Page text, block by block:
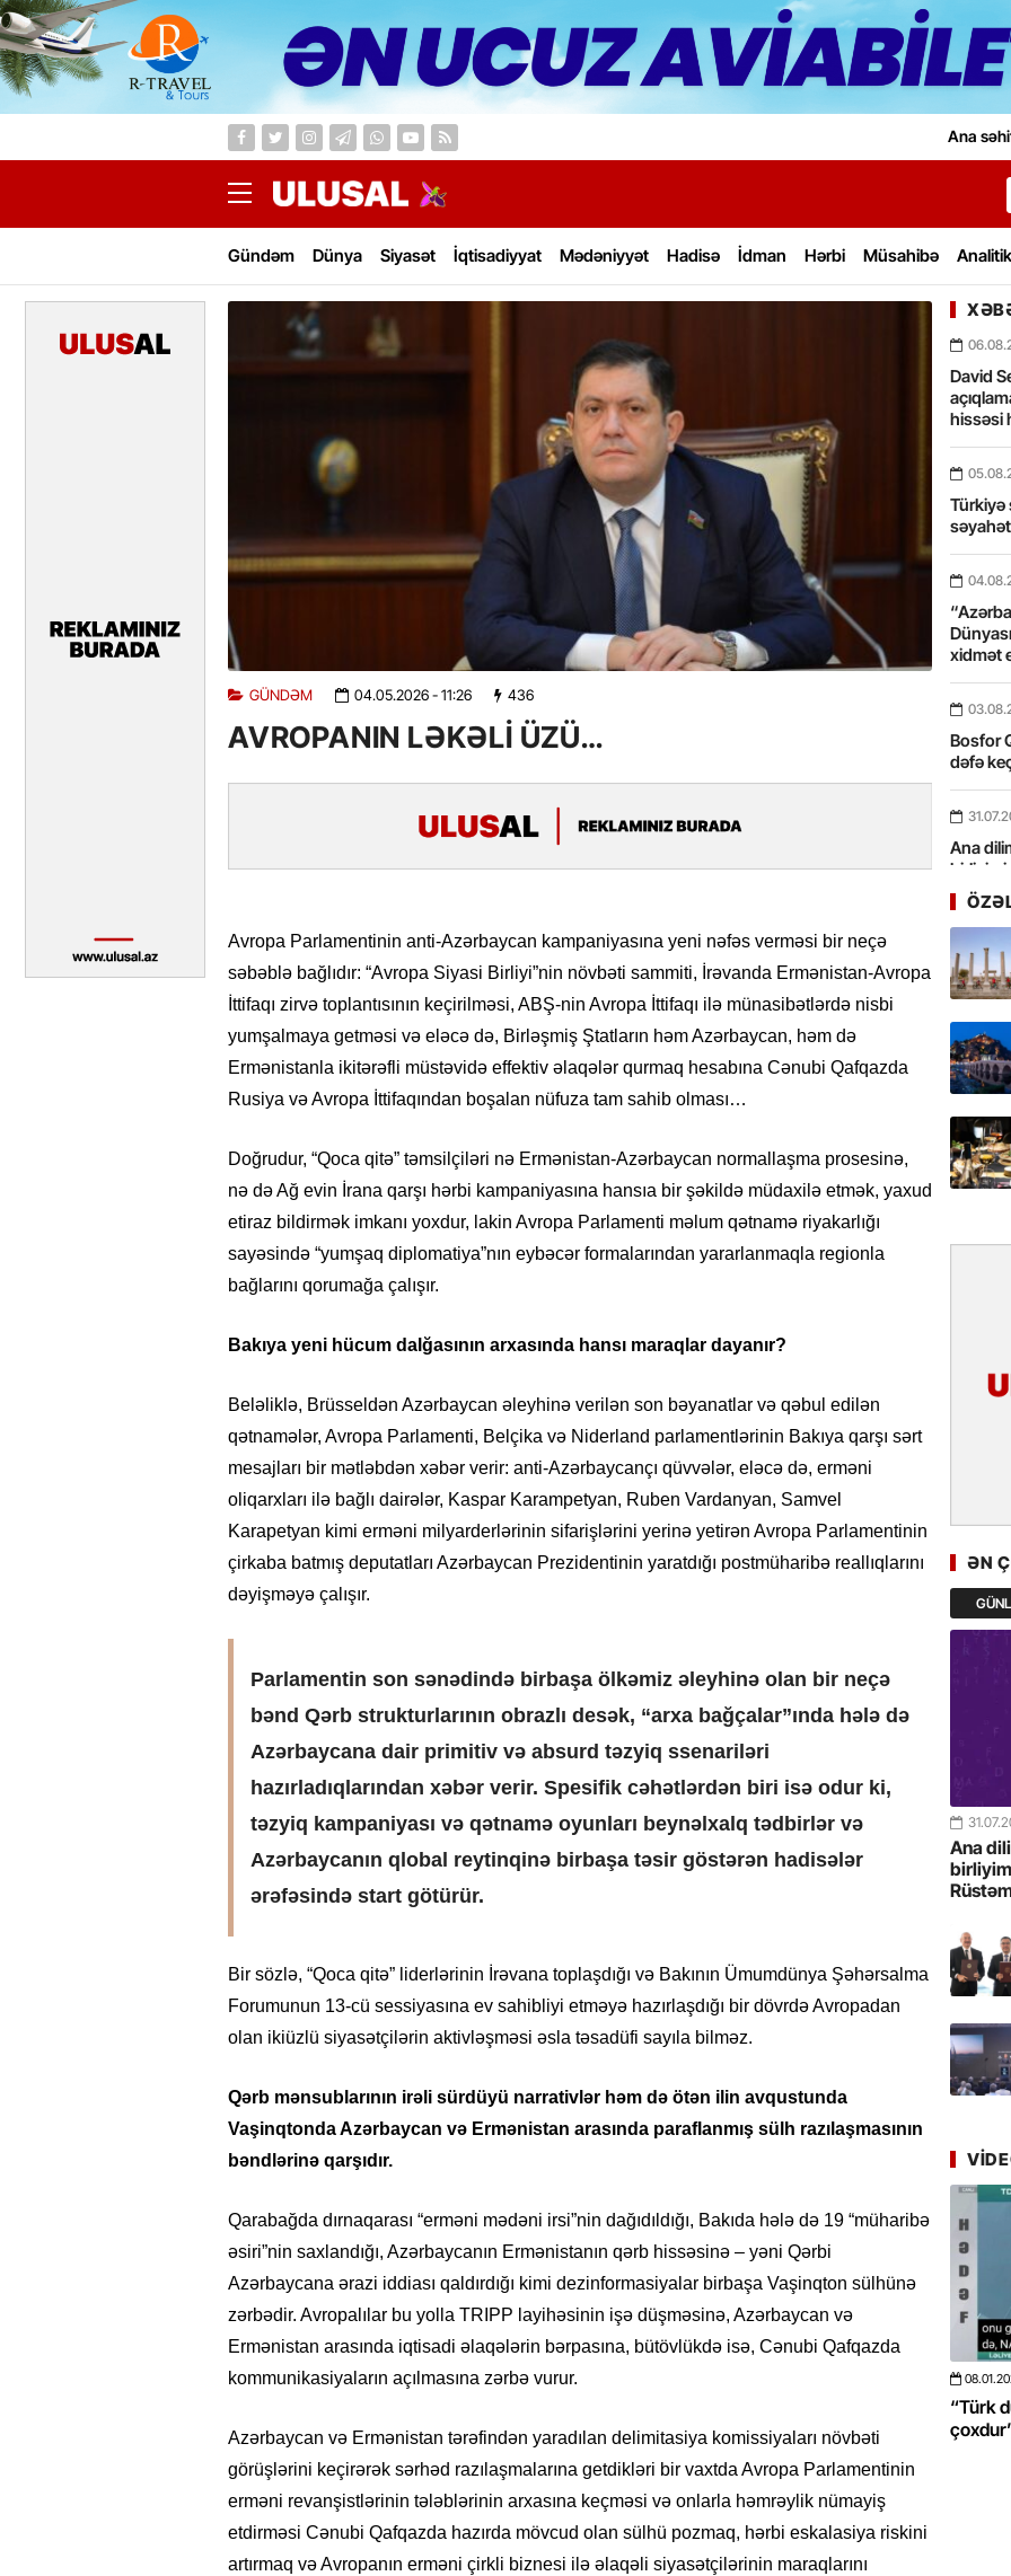
Ana
Gündəm Dünya Siyasət İqtisadiyyat Mədəniyyət Hadisə İdman Hərbi Müsahibə
GÜNDƏM 04.05.2026- 11:26 436
AVROPANIN LƏKƏLİ ÜZÜ…
Avropa Parlamentinin anti-Azərbaycan kampaniyasına yeni nəfəs verməsi bir neçə
səbəblə bağlıdır: “Avropa Siyasi Birliyi”nin növbəti sammiti, İrəvanda Ermənistan-Avropa
İttifaqı zirvə toplantısının keçirilməsi, ABŞ-nin Avropa İttifaqı ilə münasibətlərdə nisbi
yumşalmaya getməsi və eləcə də, Birləşmiş Ştatların həm Azərbaycan, həm də
Ermənistanla ikitərəfli müstəvidə effektiv əlaqələr qurmaq hesabına Cənubi Qafqazda
Rusiya və Avropa İttifaqından boşalan nüfuza tam sahib olması…
Doğrudur, “Qoca qitə” təmsilçiləri nə Ermənistan-Azərbaycan normallaşma prosesinə,
nə də Ağ evin İrana qarşı hərbi kampaniyasına hansıa bir şəkildə müdaxilə etmək, yaxud
etiraz bildirmək imkanı yoxdur, lakin Avropa Parlamenti məlum qətnamə riyakarlığı
sayəsində “yumşaq diplomatiya”nın eybəcər formalarından yararlanmaqla regionla
bağlarını qorumağa çalışır.
Bakıya yeni hücum dalğasının arxasında hansı maraqlar dayanır?
Beləliklə, Brüsseldən Azərbaycan əleyhinə verilən son bəyanatlar və qəbul edilən
qətnamələr, Avropa Parlamenti, Belçika və Niderland parlamentlərinin Bakıya qarşı sərt
mesajları bir mətləbdən xəbər verir: anti-Azərbaycançı qüvvələr, eləcə də, erməni
oliqarxları ilə bağlı dairələr, Kaspar Karampetyan, Ruben Vardanyan, Samvel
Karapetyan kimi erməni milyarderlərinin sifarişlərini yerinə yetirən Avropa Parlamentinin
çirkaba batmış deputatları Azərbaycan Prezidentinin yaratdığı postmüharibə reallıqlarını
dəyişməyə çalışır.
Parlamentin son sənədində birbaşa ölkəmiz əleyhinə olan bir neçə
bənd Qərb strukturlarının obrazlı desək, “arxa bağçalar”ında hələ də
Azərbaycana dair primitiv və absurd təzyiq ssenariləri
hazırladıqlarından xəbər verir. Spesifik cəhətlərdən biri isə odur ki,
təzyiq kampaniyası və qətnamə oyunları beynəlxalq tədbirlər və
Azərbaycanın qlobal reytinqinə birbaşa təsir göstərən hadisələr
ərəfəsində start götürür.
Bir sözlə, “Qoca qitə” liderlərinin İrəvana toplaşdığı və Bakının Ümumdünya Şəhərsalma
Forumunun 13-cü sessiyasına ev sahibliyi etməyə hazırlaşdığı bir dövrdə Avropadan
olan ikiüzlü siyasətçilərin aktivləşməsi əsla təsadüfi sayıla bilməz.
Qərb mənsublarının irəli sürdüyü narrativlər həm də ötən ilin avqustunda
Vaşinqtonda Azərbaycan və Ermənistan arasında paraflanmış sülh razılaşmasının
bəndlərinə qarşıdır.
Qarabağda dırnaqarası “erməni mədəni irsi”nin dağıdıldığı, Bakıda hələ də 19 “müharibə
əsiri”nin saxlandığı, Azərbaycanın Ermənistanın qərb hissəsinə – yəni Qərbi
Azərbaycana ərazi iddiası qaldırdığı kimi dezinformasiyalar birbaşa Vaşinqton sülhünə
zərbədir. Avropalılar bu yolla TRIPP layihəsinin işə düşməsinə, Azərbaycan və
Ermənistan arasında iqtisadi əlaqələrin bərpasına, bütövlükdə isə, Cənubi Qafqazda
kommunikasiyaların açılmasına zərbə vurur.
Azərbaycan və Ermənistan tərəfindən yaradılan delimitasiya komissiyaları növbəti
görüşlərini keçirərək sərhəd razılaşmalarına getdikləri bir vaxtda Avropa Parlamentinin
erməni revanşistlərinin tələblərinin arxasına keçməsi və onlarla həmrəylik nümayiş
etdirməsi Cənubi Qafqazda hazırda mövcud olan sülhü pozmaq, hərbi eskalasiya riskini
artırmaq və Avropanın erməni çirkli biznesi ilə əlaqəli siyasətçilərinin maraqlarını
David
hissəsi
Türkiyə
xidmət
Bosfor
dəfə
Ana
Tarixin
İlin ilk
çox
Yeni
Awards
-
YAP
Günü
yer
Tənzilə
Üstellə
ƏN
Ana
14.05.2026- 10:58 346
istəmir”- VİDEO
“Türk dünyası ilə bağlı görüləcək işlər
çoxdur” -VİDEO